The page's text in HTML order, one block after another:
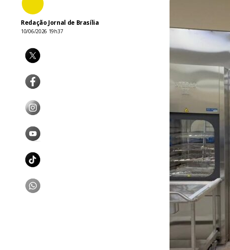
Redação Jornal de Brasília
10/06/2026 19h37